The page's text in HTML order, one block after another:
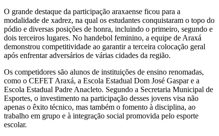
O grande destaque da participação araxaense ficou para a
modalidade de xadrez, na qual os estudantes conquistaram o topo do
pódio e diversas posições de honra, incluindo o primeiro, segundo e
dois terceiros lugares. No handebol feminino, a equipe de Araxá
demonstrou competitividade ao garantir a terceira colocação geral
após enfrentar adversários de várias cidades da região.
Os competidores são alunos de instituições de ensino renomadas,
como o CEFET Araxá, a Escola Estadual Dom José Gaspar e a
Escola Estadual Padre Anacleto. Segundo a Secretaria Municipal de
Esportes, o investimento na participação desses jovens visa não
apenas o êxito técnico, mas também o fomento à disciplina, ao
trabalho em grupo e à integração social promovida pelo esporte
escolar.